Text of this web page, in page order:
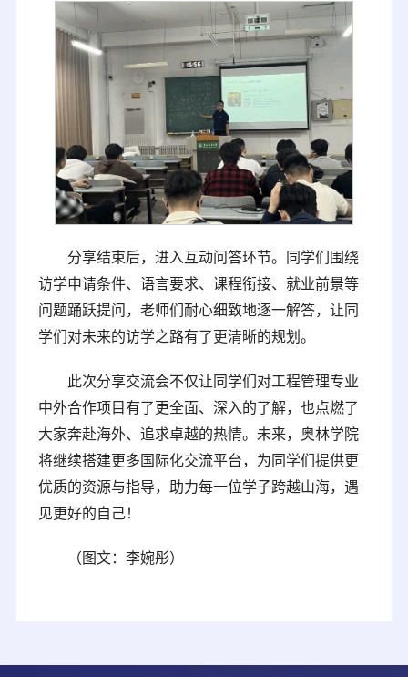
分享结束后，进入互动问答环节。同学们围绕
访学申请条件、语言要求、课程衔接、就业前景等
问题踊跃提问，老师们耐心细致地逐一解答，让同
学们对未来的访学之路有了更清晰的规划。
此次分享交流会不仅让同学们对工程管理专业
中外合作项目有了更全面、深入的了解，也点燃了
大家奔赴海外、追求卓越的热情。未来，奥林学院
将继续搭建更多国际化交流平台，为同学们提供更
优质的资源与指导，助力每一位学子跨越山海，遇
见更好的自己！
（图文：李婉彤）